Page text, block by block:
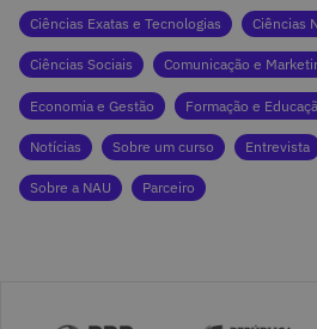
Ciências Exatas e Tecnologias Ciências
Ciências Sociais Comunicação e
Economia e Gestão Formação e
Notícias Sobre um curso Entrevista
Sobre a NAU Parceiro